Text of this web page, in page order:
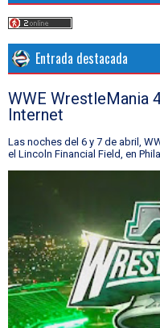
Entrada destacada
WWE WrestleMania
Internet
Las noches del 6 y 7 de abril,
el Lincoln Financial Field, en